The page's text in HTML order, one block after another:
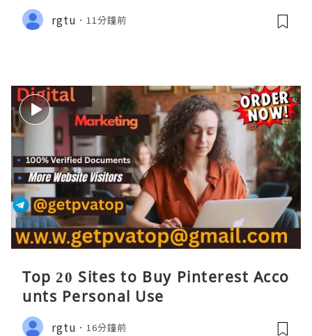
rgtu 11分鐘前
Top 20 Sites to Buy Pinterest Acco
unts Personal Use
rgtu 16分鐘前